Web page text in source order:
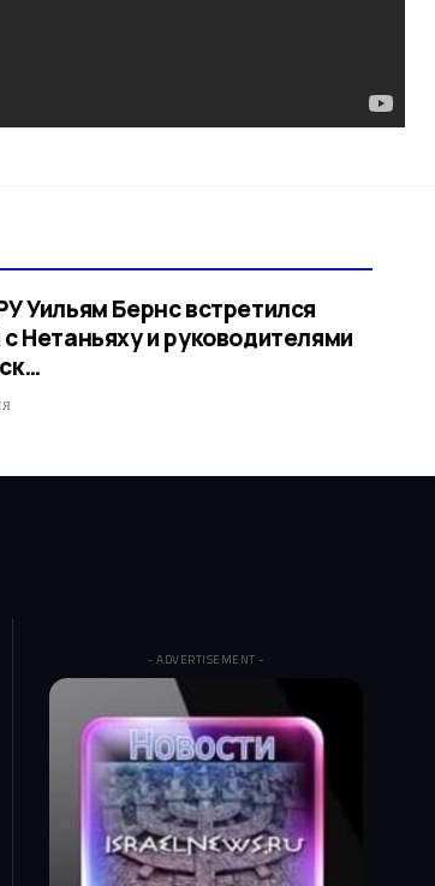
Уильям Бернс встретился
Нетаньяху и руководителями
- ADVERTISEMENT -